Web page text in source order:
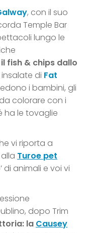
, con il suo
Temple Bar
lungo le
il fish & chips dallo
di Fat
i bambini, gli
colorare con i
ha le tovaglie
vi riporta a
Turoe pet
di animali e voi vi
dopo Trim
la Causey